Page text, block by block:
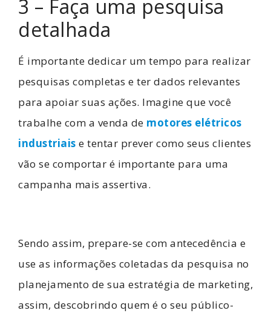
3 – Faça uma pesquisa
detalhada
É importante dedicar um tempo para realizar
pesquisas completas e ter dados relevantes
para apoiar suas ações. Imagine que você
trabalhe com a venda de motores elétricos
industriais e tentar prever como seus clientes
vão se comportar é importante para uma
campanha mais assertiva.
Sendo assim, prepare-se com antecedência e
use as informações coletadas da pesquisa no
planejamento de sua estratégia de marketing,
assim, descobrindo quem é o seu público-